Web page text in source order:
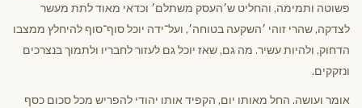
פשוטה ותמימה, והחליט ש׳העסק משתלם׳ וכדאי מאוד לתת מעשר
לצדקה, שהרי זוהי ׳השקעה בטוחה׳, ועל־ידה יוכל סוף־סוף להיחלץ ממצבו
הדחוק, ולהיות עשיר. מה גם, שאז יוכל גם לעזור לחבריו ולתמוך בנצרכים
ונזקקים.
אומר ועושה. החל מאותו יום, הקפיד אותו יהודי להפריש מכל סכום כסף